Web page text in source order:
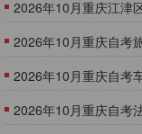
​2026年10月重庆江津
2026年10月重庆自考
2026年10月重庆自考
日-15日
2026年10月重庆自考